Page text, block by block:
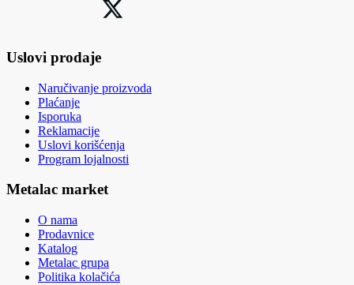
Uslovi prodaje
Naručivanje proizvoda
Plaćanje
Isporuka
Reklamacije
Uslovi korišćenja
Program lojalnosti
Metalac market
O nama
Prodavnice
Katalog
Metalac grupa
Politika kolačića